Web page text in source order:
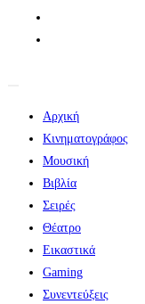
Αρχική
Κινηματογράφος
Μουσική
Βιβλία
Σειρές
Θέατρο
Εικαστικά
Gaming
Συνεντεύξεις